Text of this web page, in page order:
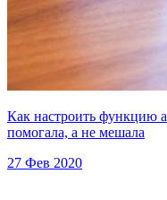
Как настроить функцию
помогала, а не мешала
27 Фев 2020